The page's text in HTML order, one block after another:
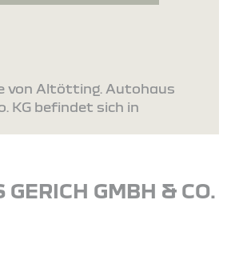
von Altötting. Autohaus
KG befindet sich in
GMBH & CO.